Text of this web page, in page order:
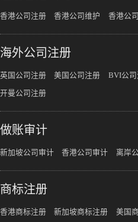
香港公司注册 香港公司维护 香港公
海外公司注册
英国公司注册 美国公司注册 BVI公
开曼公司注册
做账审计
新加坡公司审计 香港公司审计 离岸
商标注册
香港商标注册 新加坡商标注册 美国